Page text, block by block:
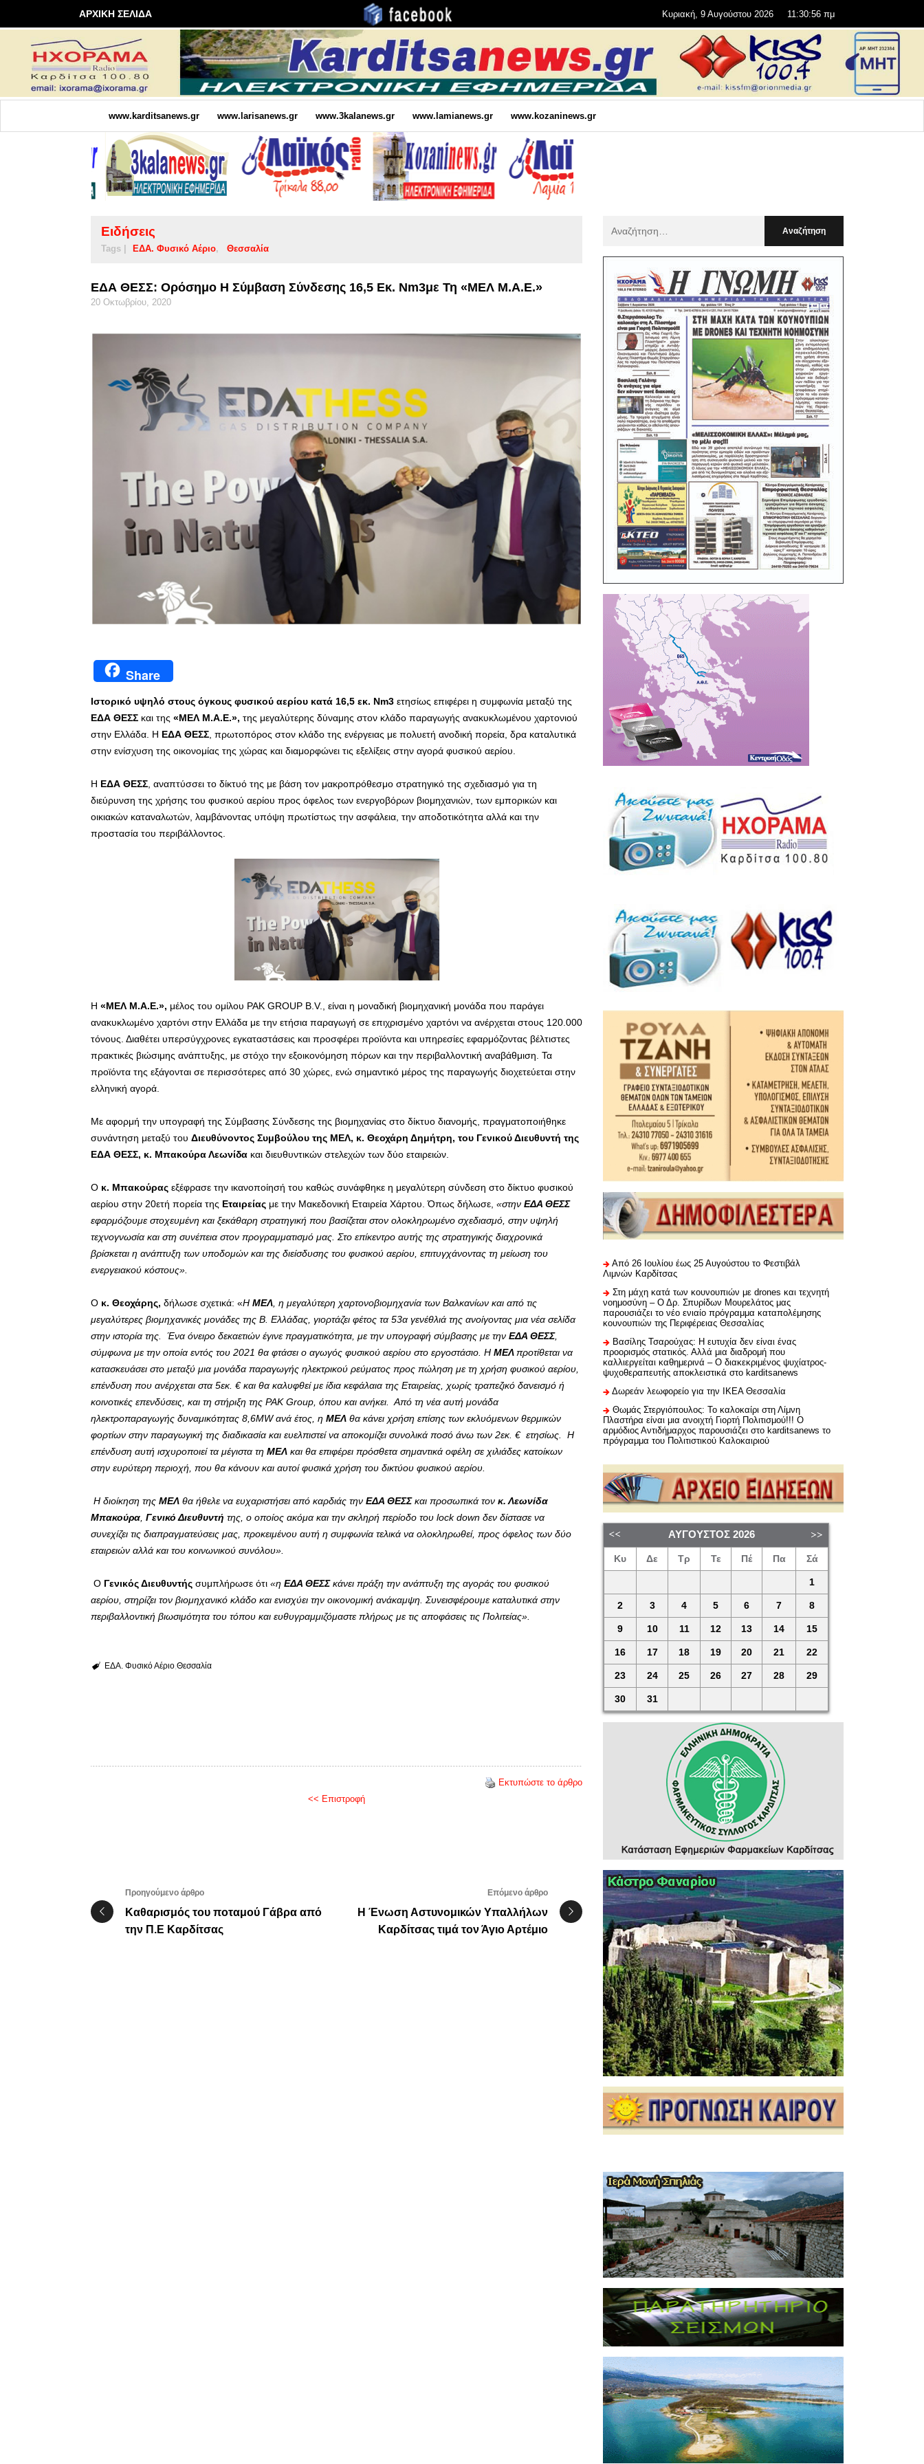
ΑΡΧΙΚΗ ΣΕΛΙΔΑ Κυριακή, 9 Αυγούστου 2026 11:30:57 πμ
www.karditsanews.gr www.larisanews.gr www.3kalanews.gr www.lamianews.gr www.kozaninews.gr
Ειδήσεις
Tags | ΕΔΑ. Φυσικό Αέριο Θεσσαλία
ΕΔΑ ΘΕΣΣ: Ορόσημο Η Σύμβαση Σύνδεσης 16,5 Εκ. Νm3με Τη «ΜΕΛ Μ.Α.Ε.»
20 Οκτωβρίου, 2020
Share
Ιστορικό υψηλό στους όγκους φυσικού αερίου κατά 16,5 εκ. Νm3 ετησίως επιφέρει η συμφωνία μεταξύ της
ΕΔΑ ΘΕΣΣ και της «ΜΕΛ Μ.Α.Ε.», της μεγαλύτερης δύναμης στον κλάδο παραγωγής ανακυκλωμένου χαρτονιού
στην Ελλάδα. Η ΕΔΑ ΘΕΣΣ , πρωτοπόρος στον κλάδο της ενέργειας με πολυετή ανοδική πορεία, δρα καταλυτικά
στην ενίσχυση της οικονομίας της χώρας και διαμορφώνει τις εξελίξεις στην αγορά φυσικού αερίου.
Η ΕΔΑ ΘΕΣΣ , αναπτύσσει το δίκτυό της με βάση τον μακροπρόθεσμο στρατηγικό της σχεδιασμό για τη
διεύρυνση της χρήσης του φυσικού αερίου προς όφελος των ενεργοβόρων βιομηχανιών, των εμπορικών και
οικιακών καταναλωτών, λαμβάνοντας υπόψη πρωτίστως την ασφάλεια, την αποδοτικότητα αλλά και την
προστασία του περιβάλλοντος.
Η «ΜΕΛ Μ.Α.Ε.», μέλος του ομίλου PAK GROUP B.V., είναι η μοναδική βιομηχανική μονάδα που παράγει
ανακυκλωμένο χαρτόνι στην Ελλάδα με την ετήσια παραγωγή σε επιχρισμένο χαρτόνι να ανέρχεται στους 120.000
τόνους. Διαθέτει υπερσύγχρονες εγκαταστάσεις και προσφέρει προϊόντα και υπηρεσίες εφαρμόζοντας βέλτιστες
πρακτικές βιώσιμης ανάπτυξης, με στόχο την εξοικονόμηση πόρων και την περιβαλλοντική αναβάθμιση. Τα
προϊόντα της εξάγονται σε περισσότερες από 30 χώρες, ενώ σημαντικό μέρος της παραγωγής διοχετεύεται στην
ελληνική αγορά.
Με αφορμή την υπογραφή της Σύμβασης Σύνδεσης της βιομηχανίας στο δίκτυο διανομής, πραγματοποιήθηκε
συνάντηση μεταξύ του Διευθύνοντος Συμβούλου της ΜΕΛ, κ. Θεοχάρη Δημήτρη, του Γενικού Διευθυντή της
ΕΔΑ ΘΕΣΣ, κ. Μπακούρα Λεωνίδα και διευθυντικών στελεχών των δύο εταιρειών.
Ο κ. Μπακούρας εξέφρασε την ικανοποίησή του καθώς συνάφθηκε η μεγαλύτερη σύνδεση στο δίκτυο φυσικού
αερίου στην 20ετή πορεία της Εταιρείας με την Μακεδονική Εταιρεία Χάρτου. Όπως δήλωσε, «στην ΕΔΑ ΘΕΣΣ
εφαρμόζουμε στοχευμένη και ξεκάθαρη στρατηγική που βασίζεται στον ολοκληρωμένο σχεδιασμό, στην υψηλή
τεχνογνωσία και στη συνέπεια στον προγραμματισμό μας. Στο επίκεντρο αυτής της στρατηγικής διαχρονικά
βρίσκεται η ανάπτυξη των υποδομών και της διείσδυσης του φυσικού αερίου, επιτυγχάνοντας τη μείωση του
ενεργειακού κόστους».
Ο κ. Θεοχάρης, δήλωσε σχετικά: «Η ΜΕΛ , η μεγαλύτερη χαρτονοβιομηχανία των Βαλκανίων και από τις
μεγαλύτερες βιομηχανικές μονάδες της Β. Ελλάδας, γιορτάζει φέτος τα 53α γενέθλιά της ανοίγοντας μια νέα σελίδα
στην ιστορία της. Ένα όνειρο δεκαετιών έγινε πραγματικότητα, με την υπογραφή σύμβασης με την ΕΔΑ ΘΕΣΣ,
σύμφωνα με την οποία εντός του 2021 θα φτάσει ο αγωγός φυσικού αερίου στο εργοστάσιο. Η ΜΕΛ προτίθεται να
κατασκευάσει στο μεταξύ μια μονάδα παραγωγής ηλεκτρικού ρεύματος προς πώληση με τη χρήση φυσικού αερίου,
επένδυση που ανέρχεται στα 5εκ. € και θα καλυφθεί με ίδια κεφάλαια της Εταιρείας, χωρίς τραπεζικό δανεισμό ή
κοινοτικές επενδύσεις, και τη στήριξη της PAK Group, όπου και ανήκει. Από τη νέα αυτή μονάδα
ηλεκτροπαραγωγής δυναμικότητας 8,6MW ανά έτος, η MΕΛ θα κάνει χρήση επίσης των εκλυόμενων θερμικών
φορτίων στην παραγωγική της διαδικασία και ευελπιστεί να αποκομίζει συνολικά ποσό άνω των 2εκ. € ετησίως. Η
επένδυση αυτή ισχυροποιεί τα μέγιστα τη ΜΕΛ και θα επιφέρει πρόσθετα σημαντικά οφέλη σε χιλιάδες κατοίκων
στην ευρύτερη περιοχή, που θα κάνουν και αυτοί φυσικά χρήση του δικτύου φυσικού αερίου.
Η διοίκηση της ΜΕΛ θα ήθελε να ευχαριστήσει από καρδιάς την ΕΔΑ ΘΕΣΣκαι προσωπικά τον κ. Λεωνίδα
Μπακούρα Γενικό Διευθυντή της, ο οποίος ακόμα και την σκληρή περίοδο του lock down δεν δίστασε να
συνεχίζει τις διαπραγματεύσεις μας, προκειμένου αυτή η συμφωνία τελικά να ολοκληρωθεί, προς όφελος των δύο
εταιρειών αλλά και του κοινωνικού συνόλου».
Ο Γενικός Διευθυντής συμπλήρωσε ότι «η ΕΔΑ ΘΕΣΣκάνει πράξη την ανάπτυξη της αγοράς του φυσικού
αερίου, στηρίζει τον βιομηχανικό κλάδο και ενισχύει την οικονομική ανάκαμψη. Συνεισφέρουμε καταλυτικά στην
περιβαλλοντική βιωσιμότητα του τόπου και ευθυγραμμιζόμαστε πλήρως με τις αποφάσεις τις Πολιτείας».
ΕΔΑ. Φυσικό Αέριο Θεσσαλία
Εκτυπώστε το άρθρο
<< Επιστροφή
Προηγούμενο άρθρο
Καθαρισμός του ποταμού Γάβρα από
την Π.Ε Καρδίτσας
Επόμενο άρθρο
Η Ένωση Αστυνομικών Υπαλλήλων
Καρδίτσας τιμά τον Άγιο Αρτέμιο
:
Από 26 Ιουλίου έως 25 Αυγούστου το Φεστιβάλ
Λιμνών Καρδίτσας
Στη μάχη κατά των κουνουπιών με drones και τεχνητή
νοημοσύνη – Ο Δρ. Σπυρίδων Μουρελάτος μας
παρουσιάζει το νέο ενιαίο πρόγραμμα καταπολέμησης
κουνουπιών της Περιφέρειας Θεσσαλίας
Βασίλης Τσαρούχας: Η ευτυχία δεν είναι ένας
προορισμός στατικός. Αλλά μια διαδρομή που
καλλιεργείται καθημερινά – Ο διακεκριμένος ψυχίατρος-
ψυχοθεραπευτής αποκλειστικά στο karditsanews
Δωρεάν λεωφορείο για την ΙΚΕΑ Θεσσαλία
Θωμάς Στεργιόπουλος: Το καλοκαίρι στη Λίμνη
Πλαστήρα είναι μια ανοιχτή Γιορτή Πολιτισμού!!! Ο
αρμόδιος Αντιδήμαρχος παρουσιάζει στο karditsanews το
πρόγραμμα του Πολιτιστικού Καλοκαιριού
ΑΎΓΟΥΣΤΟΣ 2026
Κυ Δε Τρ Τε Πέ Πα Σά
1
2 3 4 5 6 7 8
9 10 11 12 13 14 15
16 17 18 19 20 21 22
23 24 25 26 27 28 29
30 31